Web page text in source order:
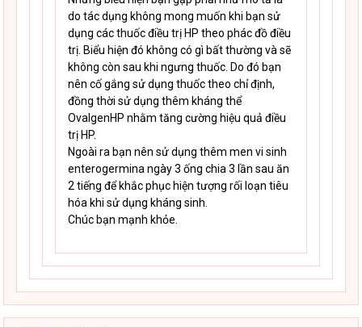
do tác dụng không mong muốn khi bạn sử
dụng các thuốc điều trị HP theo phác đồ điều
trị. Biểu hiện đó không có gì bất thường và sẽ
không còn sau khi ngưng thuốc. Do đó bạn
nên cố gắng sử dụng thuốc theo chỉ định,
đồng thời sử dụng thêm kháng thể
OvalgenHP nhằm tăng cường hiệu quả điều
trị HP.
Ngoài ra bạn nên sử dụng thêm men vi sinh
enterogermina ngày 3 ống chia 3 lần sau ăn
2 tiếng để khắc phục hiện tượng rối loạn tiêu
hóa khi sử dụng kháng sinh.
Chúc bạn mạnh khỏe.